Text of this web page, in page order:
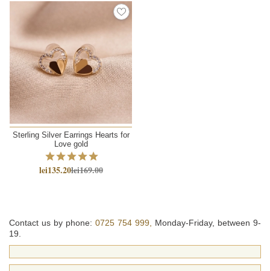
Sterling Silver Earrings Hearts for
Love gold
lei135.20lei169.00
Contact us by phone: 0725 754 999, Monday-Friday, between 9-
19.